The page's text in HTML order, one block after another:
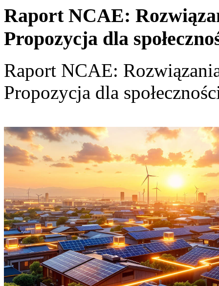
Raport NCAE:
Propozycja dla
Raport NCAE:
Propozycja dla